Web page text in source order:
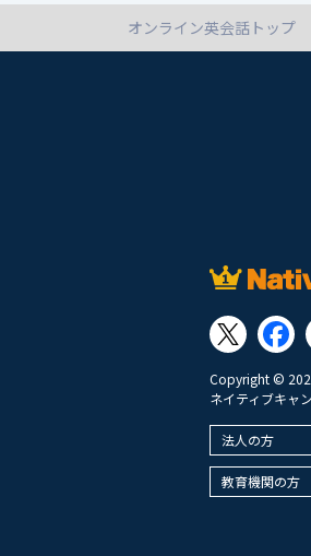
オンライン英会話トップ
Copyright ©
ネイティブキャ
法人の方
教育機関の方